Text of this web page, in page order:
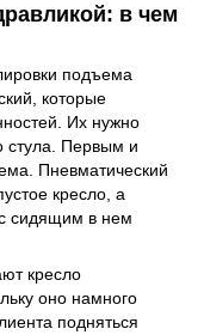
в чем
подъема
которые
Их нужно
стула. Первым и
Пневматический
кресло, а
с сидящим в нем
кресло
оно намного
подняться